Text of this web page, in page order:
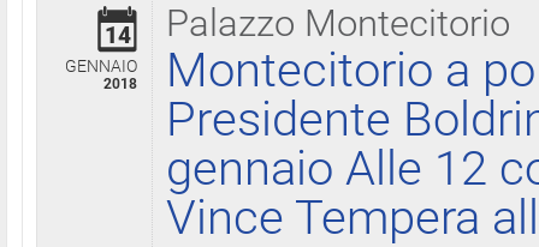
Palazzo Montecitorio
14
GENNAIO
2018
Montecitorio a
Presidente
gennaio Alle 12
Vince Tempera